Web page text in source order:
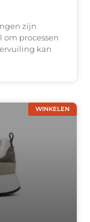
zijn
om processen
kan
WINKELEN